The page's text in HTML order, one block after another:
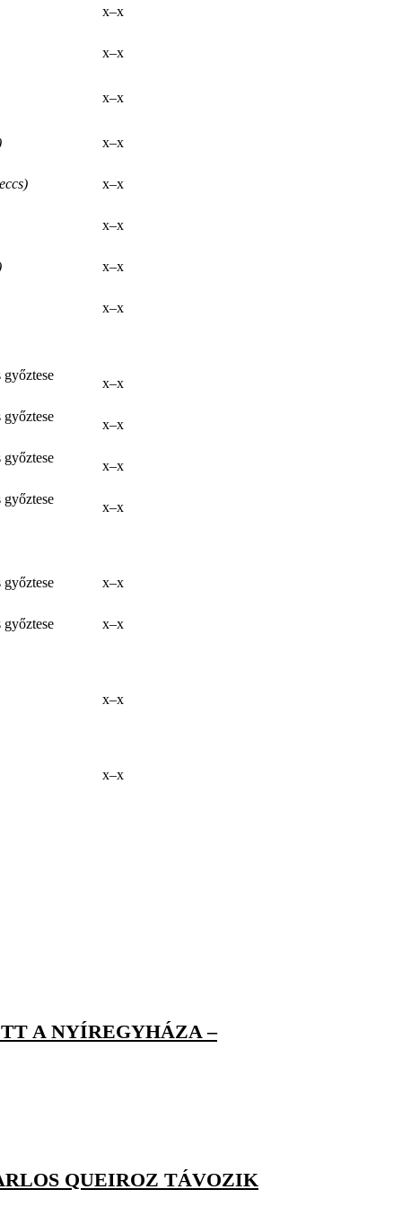
x–x
x–x
x–x
x–x
x–x
x–x
x–x
x–x
győztese
x–x
győztese
x–x
győztese
x–x
győztese
x–x
győztese x–x
győztese x–x
x–x
x–x
A NYÍREGYHÁZA –
QUEIROZ TÁVOZIK